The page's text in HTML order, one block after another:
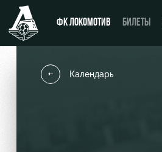
ФК ЛОКОМОТИВ БИЛЕТЫ
Календарь